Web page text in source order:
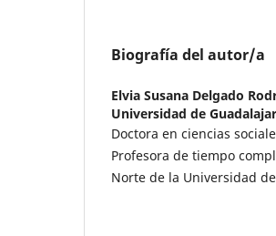
Biografía del autor/a
Elvia Susana Delgado
Universidad de
Doctora en ciencias
Profesora de tiempo
Norte de la Universidad